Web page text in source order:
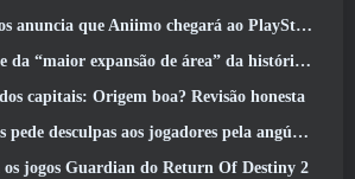
Aniimo chegará ao PlayStation 5 E a Epic Games Store nos lançamentos
expansão de área” da história do RuneScape é lançada hoje
capitais: Origem boa? Revisão honesta
aos jogadores pela angústia causada por “convites nefastos” no Warframe
os jogos Guardian do Return Of Destiny 2